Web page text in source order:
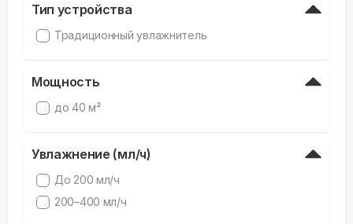
Тип устройства
Традиционный увлажнитель
Мощность
до 40 м²
Увлажнение (мл/ч)
До 200 мл/ч
200–400 мл/ч